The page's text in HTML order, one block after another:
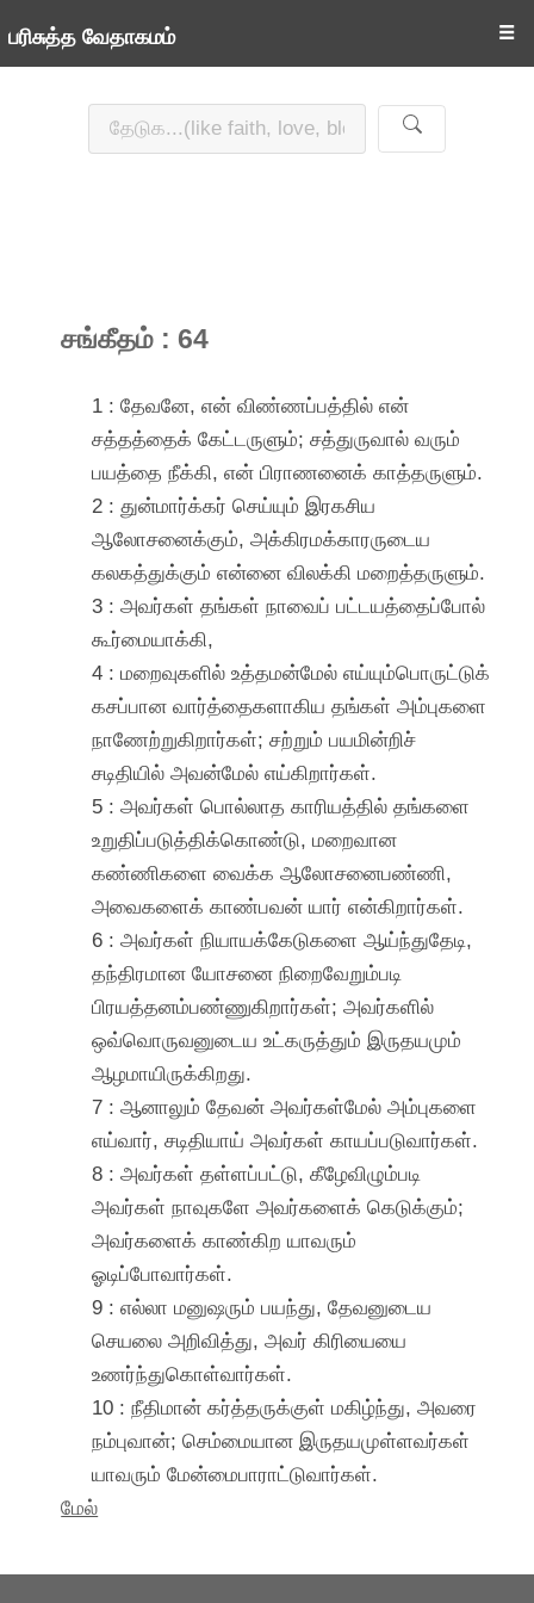
பரிசுத்த வேதாகமம் ☰
சங்கீதம் : 64
1 : தேவனே, என் விண்ணப்பத்தில் என்
சத்தத்தைக் கேட்டருளும்; சத்துருவால் வரும்
பயத்தை நீக்கி, என் பிராணனைக் காத்தருளும்.
2 : துன்மார்க்கர் செய்யும் இரகசிய
ஆலோசனைக்கும், அக்கிரமக்காரருடைய
கலகத்துக்கும் என்னை விலக்கி மறைத்தருளும்.
3 : அவர்கள் தங்கள் நாவைப் பட்டயத்தைப்போல்
கூர்மையாக்கி,
4 : மறைவுகளில் உத்தமன்மேல் எய்யும்பொருட்டுக்
கசப்பான வார்த்தைகளாகிய தங்கள் அம்புகளை
நாணேற்றுகிறார்கள்; சற்றும் பயமின்றிச்
சடிதியில் அவன்மேல் எய்கிறார்கள்.
5 : அவர்கள் பொல்லாத காரியத்தில் தங்களை
உறுதிப்படுத்திக்கொண்டு, மறைவான
கண்ணிகளை வைக்க ஆலோசனைபண்ணி,
அவைகளைக் காண்பவன் யார் என்கிறார்கள்.
6 : அவர்கள் நியாயக்கேடுகளை ஆய்ந்துதேடி,
தந்திரமான யோசனை நிறைவேறும்படி
பிரயத்தனம்பண்ணுகிறார்கள்; அவர்களில்
ஒவ்வொருவனுடைய உட்கருத்தும் இருதயமும்
ஆழமாயிருக்கிறது.
7 : ஆனாலும் தேவன் அவர்கள்மேல் அம்புகளை
எய்வார், சடிதியாய் அவர்கள் காயப்படுவார்கள்.
8 : அவர்கள் தள்ளப்பட்டு, கீழேவிழும்படி
அவர்கள் நாவுகளே அவர்களைக் கெடுக்கும்;
அவர்களைக் காண்கிற யாவரும்
ஓடிப்போவார்கள்.
9 : எல்லா மனுஷரும் பயந்து, தேவனுடைய
செயலை அறிவித்து, அவர் கிரியையை
உணர்ந்துகொள்வார்கள்.
10 : நீதிமான் கர்த்தருக்குள் மகிழ்ந்து, அவரை
நம்புவான்; செம்மையான இருதயமுள்ளவர்கள்
யாவரும் மேன்மைபாராட்டுவார்கள்.
மேல்